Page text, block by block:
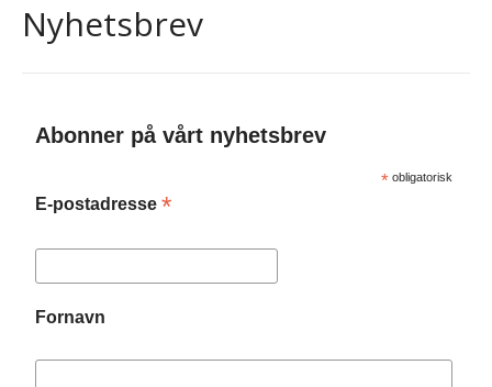
Nyhetsbrev
Abonner på vårt nyhetsbrev
* obligatorisk
E-postadresse*
Fornavn